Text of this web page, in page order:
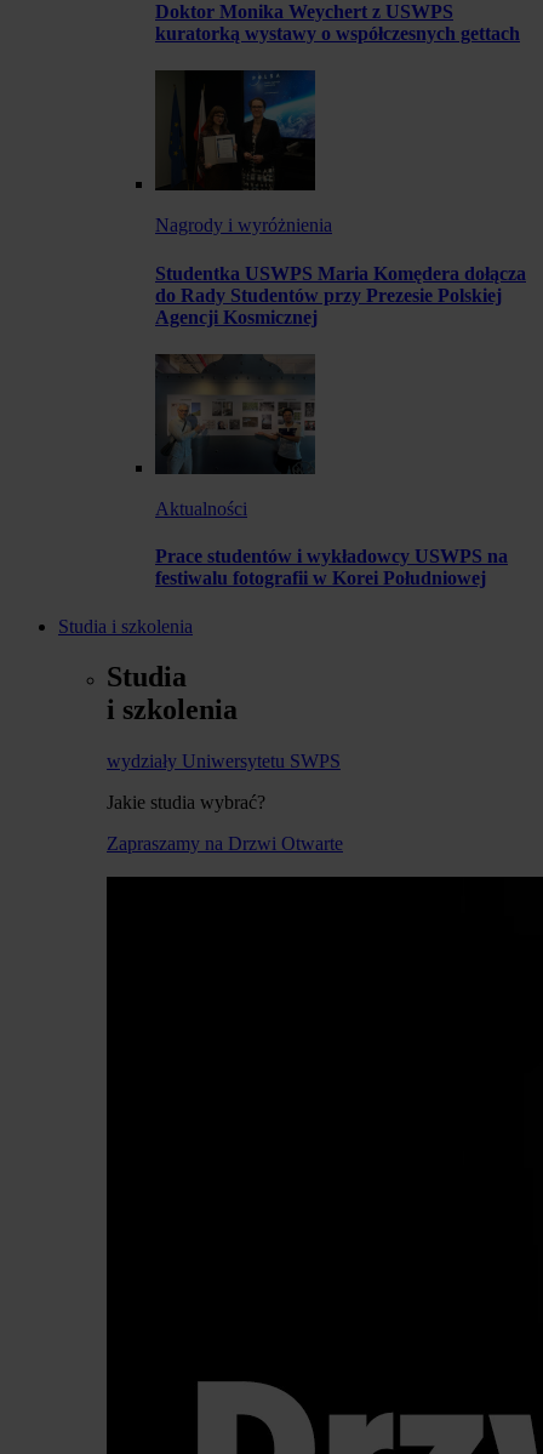
Doktor Monika Weychert z USWPS
kuratorką wystawy o współczesnych gettach
Nagrody i wyróżnienia
Studentka USWPS Maria Komędera dołącza
do Rady Studentów przy Prezesie Polskiej
Agencji Kosmicznej
Aktualności
Prace studentów i wykładowcy USWPS na
festiwalu fotografii w Korei Południowej
Studia i szkolenia
Studia
i szkolenia
wydziały Uniwersytetu SWPS
Jakie studia wybrać?
Zapraszamy na Drzwi Otwarte